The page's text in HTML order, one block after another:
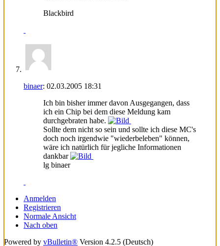
Blackbird
binaer: 02.03.2005 18:31
Ich bin bisher immer davon Ausgegangen, dass
ich ein Chip bei dem diese Meldung kam
durchgebraten habe.
Sollte dem nicht so sein und sollte ich diese MC's
doch noch irgendwie "wiederbeleben" können,
wäre ich natürlich für jegliche Informationen
dankbar
lg binaer
Anmelden
Registrieren
Normale Ansicht
Nach oben
Powered by vBulletin® Version 4.2.5 (Deutsch)